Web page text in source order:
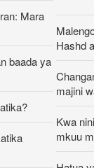
Mara
baada ya
Hashd
majini
Kwa
mkuu